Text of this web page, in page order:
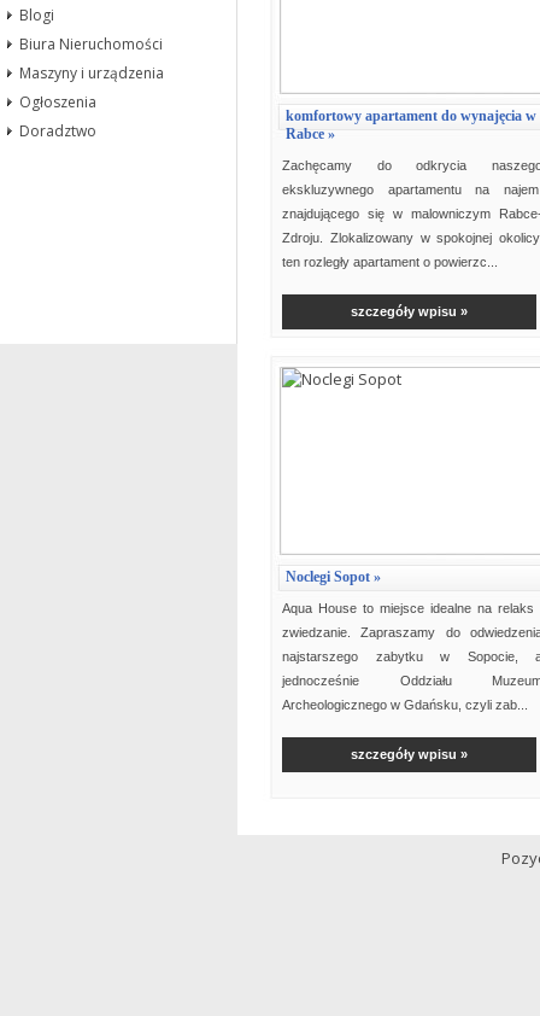
Blogi
Biura Nieruchomości
Maszyny i urządzenia
Ogłoszenia
Doradztwo
komfortowy apartament do wynajęcia w
Rabce »
Zachęcamy do odkrycia
ekskluzywnego apartamentu na
znajdującego się w malowniczym
Zdroju. Zlokalizowany w spokojnej
ten rozległy apartament o powierzc...
szczegóły wpisu »
Noclegi Sopot »
Aqua House to miejsce idealne na relaks
zwiedzanie. Zapraszamy do
najstarszego zabytku w Sopocie,
jednocześnie Oddziału
Archeologicznego w Gdańsku, czyli zab...
szczegóły wpisu »